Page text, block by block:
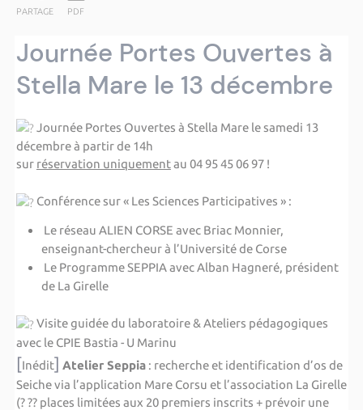
PARTAGE PDF
Journée Portes Ouvertes à
Stella Mare le 13 décembre
Journée Portes Ouvertes à Stella Mare le samedi 13
décembre à partir de 14h
sur réservation uniquementau 04 95 45 06 97 !
Conférence sur « Les Sciences Participatives » :
Le réseau ALIEN CORSE avec Briac Monnier,
enseignant-chercheur à l’Université de Corse
Le Programme SEPPIA avec Alban Hagneré, président
de La Girelle
Visite guidée du laboratoire & Ateliers pédagogiques
avec le CPIE Bastia - U Marinu
[Inédit] Atelier Seppia : recherche et identification d’os de
Seiche via l’application Mare Corsu et l’association La Girelle
(??? places limitées aux 20 premiers inscrits + prévoir une